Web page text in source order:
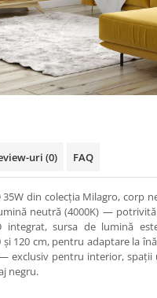
uri (0) FAQ
35W din colecția Milagro, corp
neutră (4000K) —
integrat, sursa de lumină
120 cm, pentru adaptare la
exclusiv pentru interior, spații
negru.